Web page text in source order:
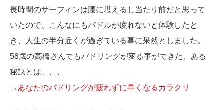
長時間のサーフィンは腰に堪えるし当たり前だと思って
いたので、こんなにもパドルが疲れないと体験したと
き、人生の半分近くが過ぎている事に呆然としました。
58歳の高橋さんでもパドリングが変る事ができた、ある
秘訣とは、、、
→あなたのパドリングが疲れずに早くなるカラクリ